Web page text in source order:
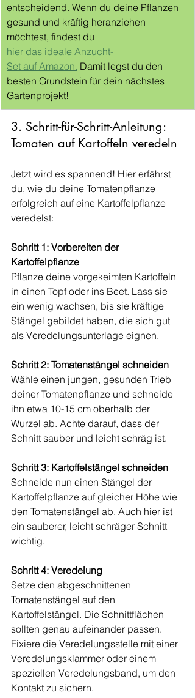
entscheidend. Wenn du deine Pflanzen
gesund und kräftig heranziehen
möchtest, findest du
hier das ideale Anzucht-
Set auf Amazon. Damit legst du den
besten Grundstein für dein nächstes
Gartenprojekt!
3. Schritt-für-Schritt-Anleitung:
Tomaten auf Kartoffeln veredeln
Jetzt wird es spannend! Hier erfährst
du, wie du deine Tomatenpflanze
erfolgreich auf eine Kartoffelpflanze
veredelst:
Schritt 1: Vorbereiten der
Kartoffelpflanze
Pflanze deine vorgekeimten Kartoffeln
in einen Topf oder ins Beet. Lass sie
ein wenig wachsen, bis sie kräftige
Stängel gebildet haben, die sich gut
als Veredelungsunterlage eignen.
Schritt 2: Tomatenstängel schneiden
Wähle einen jungen, gesunden Trieb
deiner Tomatenpflanze und schneide
ihn etwa 10-15 cm oberhalb der
Wurzel ab. Achte darauf, dass der
Schnitt sauber und leicht schräg ist.
Schritt 3: Kartoffelstängel schneiden
Schneide nun einen Stängel der
Kartoffelpflanze auf gleicher Höhe wie
den Tomatenstängel ab. Auch hier ist
ein sauberer, leicht schräger Schnitt
wichtig.
Schritt 4: Veredelung
Setze den abgeschnittenen
Tomatenstängel auf den
Kartoffelstängel. Die Schnittflächen
sollten genau aufeinander passen.
Fixiere die Veredelungsstelle mit einer
Veredelungsklammer oder einem
speziellen Veredelungsband, um den
Kontakt zu sichern.